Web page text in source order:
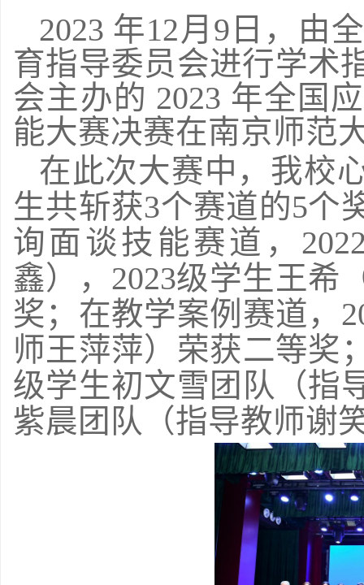
2023 年12月9日，由
育指导委员会进行学术
会主办的 2023 年全国
能大赛决赛在南京师范
在此次大赛中，我校
生共斩获3个赛道的5个
询面谈技能赛道，
鑫），2023级学生王希
奖；在教学案例赛道，
师王萍萍）荣获二等奖
级学生初文雪团队（指
紫晨团队（指导教师谢